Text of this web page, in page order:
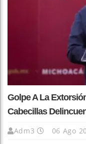
Golpe A La
Cabecillas
Adm3 06 Ago